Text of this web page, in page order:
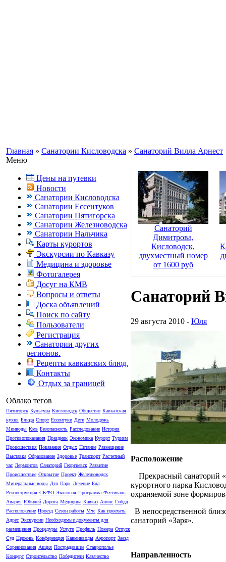
Главная » Санатории Кисловодска » Санаторий Вилла Арнест
Меню
Цены на путевки
Новости
Санатории Кисловодска
Санатории Ессентуков
Санатории Пятигорска
Санатории Железноводска
Санатории Нальчика
Карты курортов
Экскурсии по Кавказу
Медицина и здоровье
Фотогалерея
Досуг на КМВ
Вопросы и ответы
Доска объявлений
Поиск по сайту
Пользователи
Регистрация
Санатории других
регионов.
Рецепты кавказских блюд.
Контакты
Отдых за границей
Облако тегов
Пятигорск Культура Кисловодск Общество Кавказская
кухня Блюда Спорт Ессентуки Дети Молодежь
Минводы Кмв Безопасность Расследование История
Противопоказания Праздник Экономика Курорт Туризм
Происшествия Показания Отдых Питание Размещение
Выставка Образование Здоровье Транспорт Расчетный
час Лермонтов Санаторий Георгиевск Развитие
Происшествие Открытие Проект Железноводск
Минеральные воды Дтп Парк Лечение Еда
Реконструкция СКФО Экология Программа Фестиваль
Авария Юбилей Дорога Медицина Кавказ Анонс Гибдд
Расположение Проезд Сезон работы Мчс Как проехать
Адрес Экскурсии Необходимые документы для
размещения Процедуры Услуги Профиль Номера Отпуск
Суд Церковь Конференция Кавминводы Аэропорт Заезд
Соревнования Акция Пострадавшие Ставрополье
Концерт Строительство Победители Казачество
Санаторий
Димитрова,
Кисловодск,
двухместный номер
от 1600 руб
Санаторий
29 августа 2010 - Юля
Расположение
Прекрасный санаторий
курортного парка
охраняемой зоне
В непосредственной
санаторий «Заря».
Направленность